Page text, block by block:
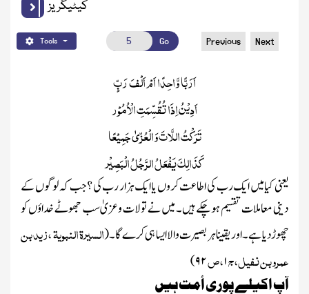
کیٹیگریز
Tools Go Previous Next
اَرَبًّا وَّاحِدًا اَمْ اَلْفَ رَبٍّ
اَدِیْنُ اِذَا تُقُسِّمَتِ الْاُمُوْر
تَرَکْتُ اللَّاتَ وَالْعُزّیٰ جَمِیْعًا
کَذَالِکَ یَفْعَلُ الرَّجُلُ الْبَصِیْر
یعنی کیا میں ایک رب کی اطاعت کروں یا ایک ہزار رب کی ؟جب کہ لوگوں کے
دینی معاملات تقسیم ہو چکے ہیں۔ میں نے تولات وعزیٰ سب جھوٹے خداؤں کو
چھوڑ دیا ہے۔ اور یقینا ہر بصیرت والا ایسا ہی کرے گا۔(السیرۃ النبویۃ ،زید بن
عمروبن نفیل،ج۱،ص۹۲)
آپ اکیلے پوری اُمت ہیں